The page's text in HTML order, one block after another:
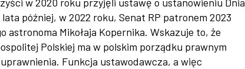
później, w 2022 roku, Senat RP patronem 2023
astronoma Mikołaja Kopernika. Wskazuje to, że
Polskiej ma w polskim porządku prawnym
Funkcja ustawodawcza, a więc